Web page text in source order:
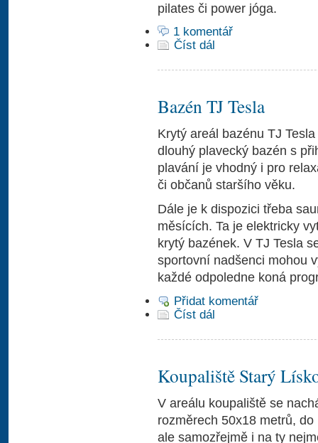
pilates či power jóga.
1 komentář
Číst dál
Bazén TJ Tesla
Krytý areál bazénu TJ
dlouhý plavecký bazén s
plavání je vhodný i pro
či občanů staršího věku.
Dále je k dispozici třeba
měsících. Ta je elektricky
krytý bazének. V TJ Tesla
sportovní nadšenci mohou
každé odpoledne koná
Přidat komentář
Číst dál
Koupaliště Starý
V areálu koupaliště se
rozměrech 50x18 metrů,
ale samozřejmě i na ty